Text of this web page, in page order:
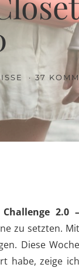
37
Challenge 2.0 –
zu setzten. Mit
Diese
habe, zeige ich